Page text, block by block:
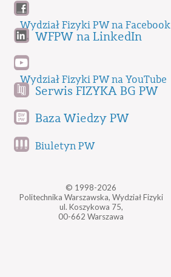
Wydział Fizyki PW na Facebook
WFPW na LinkedIn
Wydział Fizyki PW na YouTube
Serwis FIZYKA BG PW
Baza Wiedzy PW
Biuletyn PW
© 1998-2026
Politechnika Warszawska, Wydział Fizyki
ul. Koszykowa 75,
00-662 Warszawa